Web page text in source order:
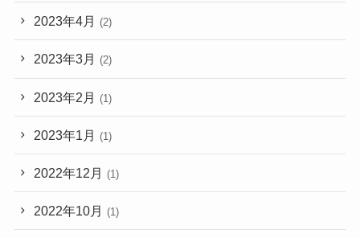
2023年4月 (2)
2023年3月 (2)
2023年2月 (1)
2023年1月 (1)
2022年12月 (1)
2022年10月 (1)